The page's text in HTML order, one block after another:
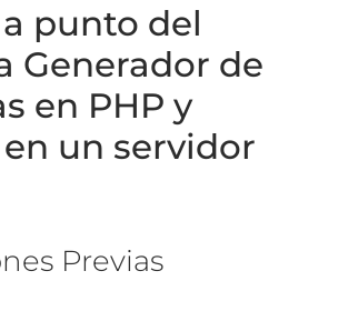
punto del
Generador de
en PHP y
en un servidor
Previas